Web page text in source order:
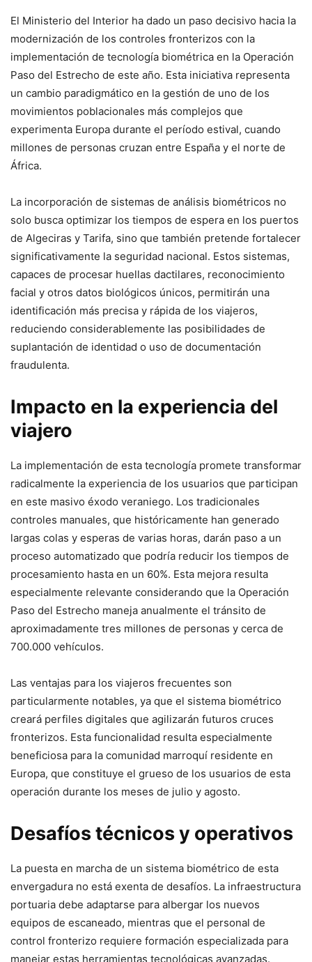
El Ministerio del Interior ha dado un paso decisivo hacia la
modernización de los controles fronterizos con la
implementación de tecnología biométrica en la Operación
Paso del Estrecho de este año. Esta iniciativa representa
un cambio paradigmático en la gestión de uno de los
movimientos poblacionales más complejos que
experimenta Europa durante el período estival, cuando
millones de personas cruzan entre España y el norte de
África.
La incorporación de sistemas de análisis biométricos no
solo busca optimizar los tiempos de espera en los puertos
de Algeciras y Tarifa, sino que también pretende fortalecer
significativamente la seguridad nacional. Estos sistemas,
capaces de procesar huellas dactilares, reconocimiento
facial y otros datos biológicos únicos, permitirán una
identificación más precisa y rápida de los viajeros,
reduciendo considerablemente las posibilidades de
suplantación de identidad o uso de documentación
fraudulenta.
Impacto en la experiencia del
viajero
La implementación de esta tecnología promete transformar
radicalmente la experiencia de los usuarios que participan
en este masivo éxodo veraniego. Los tradicionales
controles manuales, que históricamente han generado
largas colas y esperas de varias horas, darán paso a un
proceso automatizado que podría reducir los tiempos de
procesamiento hasta en un 60%. Esta mejora resulta
especialmente relevante considerando que la Operación
Paso del Estrecho maneja anualmente el tránsito de
aproximadamente tres millones de personas y cerca de
700.000 vehículos.
Las ventajas para los viajeros frecuentes son
particularmente notables, ya que el sistema biométrico
creará perfiles digitales que agilizarán futuros cruces
fronterizos. Esta funcionalidad resulta especialmente
beneficiosa para la comunidad marroquí residente en
Europa, que constituye el grueso de los usuarios de esta
operación durante los meses de julio y agosto.
Desafíos técnicos y operativos
La puesta en marcha de un sistema biométrico de esta
envergadura no está exenta de desafíos. La infraestructura
portuaria debe adaptarse para albergar los nuevos
equipos de escaneado, mientras que el personal de
control fronterizo requiere formación especializada para
manejar estas herramientas tecnológicas avanzadas.